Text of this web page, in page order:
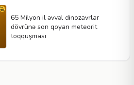
65 Milyon il əvvəl dinozavrlar
dövrünə son qoyan meteorit
toqquşması